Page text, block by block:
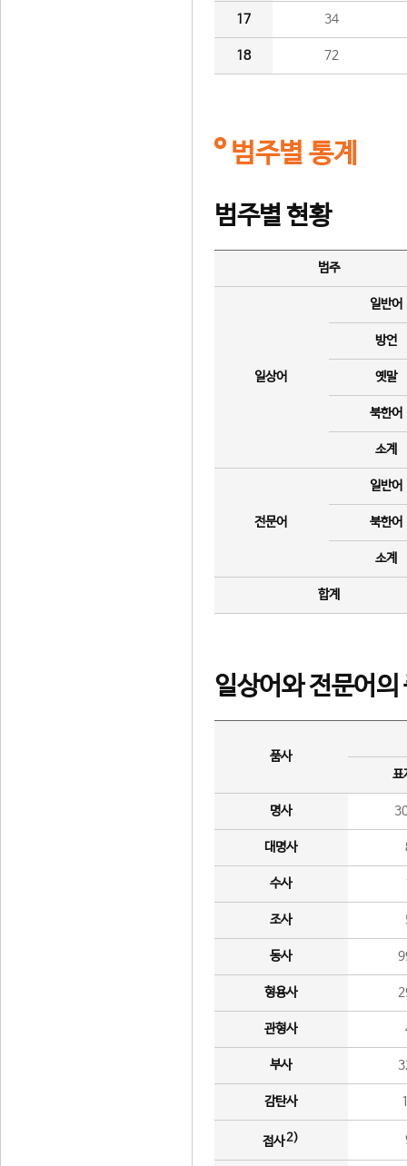
17 34
18 72
범주별 통계
범주별 현황
범주
일상어
일반어
방언
옛말
북한어
소계
전문어
일반어
북한어
소계
합계
일상어와 전문어의
품사
표
명사
대명사
수사
조사
동사
형용사
관형사
부사
감탄사
접사2)